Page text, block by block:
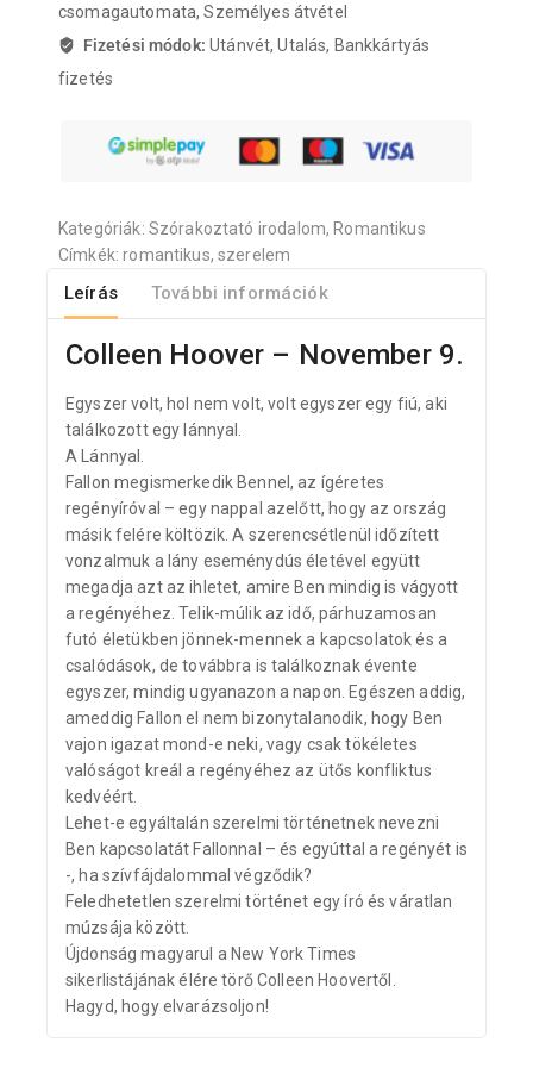
csomagautomata, Személyes átvétel
Fizetési módok:Utánvét, Utalás, Bankkártyás
fizetés
Kategóriák: Szórakoztató irodalom, Romantikus
Címkék:romantikus,szerelem
Leírás További információk
Colleen Hoover – November 9.
Egyszer volt, hol nem volt, volt egyszer egy fiú, aki
találkozott egy lánnyal.
A Lánnyal.
Fallon megismerkedik Bennel, az ígéretes
regényíróval – egy nappal azelőtt, hogy az ország
másik felére költözik. A szerencsétlenül időzített
vonzalmuk a lány eseménydús életével együtt
megadja azt az ihletet, amire Ben mindig is vágyott
a regényéhez. Telik-múlik az idő, párhuzamosan
futó életükben jönnek-mennek a kapcsolatok és a
csalódások, de továbbra is találkoznak évente
egyszer, mindig ugyanazon a napon. Egészen addig,
ameddig Fallon el nem bizonytalanodik, hogy Ben
vajon igazat mond-e neki, vagy csak tökéletes
valóságot kreál a regényéhez az ütős konfliktus
kedvéért.
Lehet-e egyáltalán szerelmi történetnek nevezni
Ben kapcsolatát Fallonnal – és egyúttal a regényét is
-, ha szívfájdalommal végződik?
Feledhetetlen szerelmi történet egy író és váratlan
múzsája között.
Újdonság magyarul a New York Times
sikerlistájának élére törő Colleen Hoovertől.
Hagyd, hogy elvarázsoljon!